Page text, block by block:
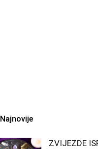
Najnovije
ZVIJEZDE